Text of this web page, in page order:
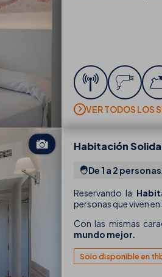
VER TODOS LOS
Habitación
De 1 a 2 personas
Reservando la
personas que viven
Con las mismas
mundo mejor.
Solo disponible en